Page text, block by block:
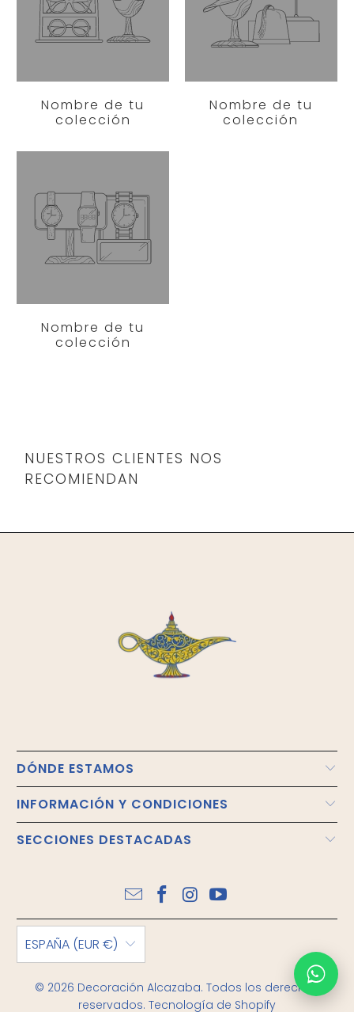
Nombre de tu
colección
Nombre de tu
colección
Nombre de tu
colección
NUESTROS CLIENTES NOS
RECOMIENDAN
DÓNDE ESTAMOS
INFORMACIÓN Y CONDICIONES
SECCIONES DESTACADAS
ESPAÑA (EUR €)
© 2026 Decoración Alcazaba. Todos los derechos
reservados. Tecnología de Shopify